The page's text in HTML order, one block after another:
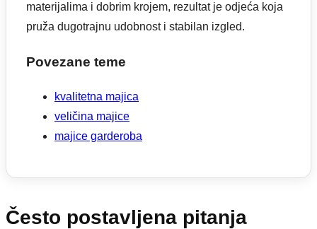
materijalima i dobrim krojem, rezultat je odjeća koja
pruža dugotrajnu udobnost i stabilan izgled.
Povezane teme
kvalitetna majica
veličina majice
majice garderoba
Često postavljena pitanja